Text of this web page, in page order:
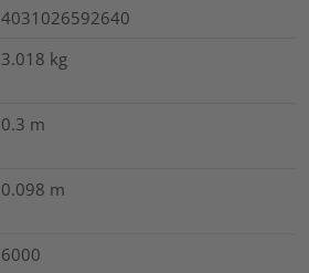
4031026592640
3.018 kg
0.3 m
0.098 m
6000